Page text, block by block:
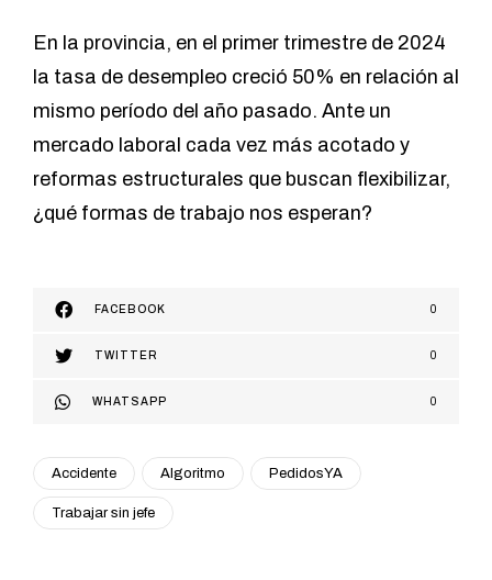
En la provincia, en el primer trimestre de 2024
la tasa de desempleo creció 50% en relación al
mismo período del año pasado. Ante un
mercado laboral cada vez más acotado y
reformas estructurales que buscan flexibilizar,
¿qué formas de trabajo nos esperan?
FACEBOOK 0
TWITTER 0
WHATSAPP 0
Accidente Algoritmo PedidosYA
Trabajar sin jefe